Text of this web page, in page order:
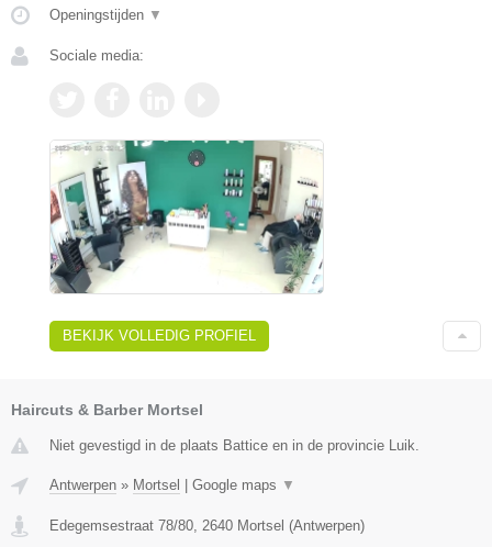
Openingstijden ▼
Sociale media:
BEKIJK VOLLEDIG PROFIEL
Haircuts & Barber Mortsel
Niet gevestigd in de plaats Battice en in de provincie Luik.
Antwerpen » Mortsel Google maps ▼
Edegemsestraat 78/80, 2640 Mortsel (Antwerpen)